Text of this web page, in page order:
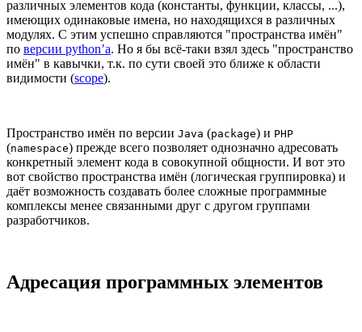
различных элементов кода (константы, функции, классы, ...),
имеющих одинаковые имена, но находящихся в различных
модулях. С этим успешно справляются "пространства имён"
по версии python’а. Но я бы всё-таки взял здесь "пространство
имён" в кавычки, т.к. по сути своей это ближе к области
видимости (scope).
Пространство имён по версии Java (package) и PHP
(namespace) прежде всего позволяет однозначно адресовать
конкретный элемент кода в совокупной общности. И вот это
вот свойство пространства имён (логическая группировка) и
даёт возможность создавать более сложные программные
комплексы менее связанными друг с другом группами
разработчиков.
Адресация программных элементов